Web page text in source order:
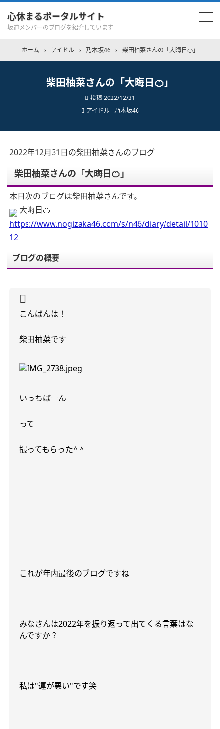
心休まるポータルサイト
坂道メンバーのブログを紹介しています
ホーム › アイドル › 乃木坂46 › 柴田柚菜さんの「大晦日🍊」
柴田柚菜さんの「大晦日🍊」
投稿2022/12/31
アイドル - 乃木坂46
2022年12月31日の柴田柚菜さんのブログ
柴田柚菜さんの「大晦日🍊」
本日次のブログは柴田柚菜さんです。
大晦日🍊
https://www.nogizaka46.com/s/n46/diary/detail/1010
12
ブログの概要
こんばんは！
柴田柚菜です
いっちばーん
って
撮ってもらった^ ^
これが年内最後のブログですね
みなさんは2022年を振り返って出てくる言葉はな
んですか？
私は"運が悪い"です笑